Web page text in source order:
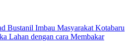
Bustanil Imbau Masyarakat Kotabaru
Lahan dengan cara Membakar